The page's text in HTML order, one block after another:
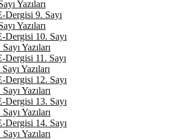
Yazıları
Dergisi 9. Sayı
Yazıları
Dergisi 10. Sayı
Yazıları
Dergisi 11. Sayı
Yazıları
Dergisi 12. Sayı
Yazıları
Dergisi 13. Sayı
Yazıları
Dergisi 14. Sayı
Yazıları